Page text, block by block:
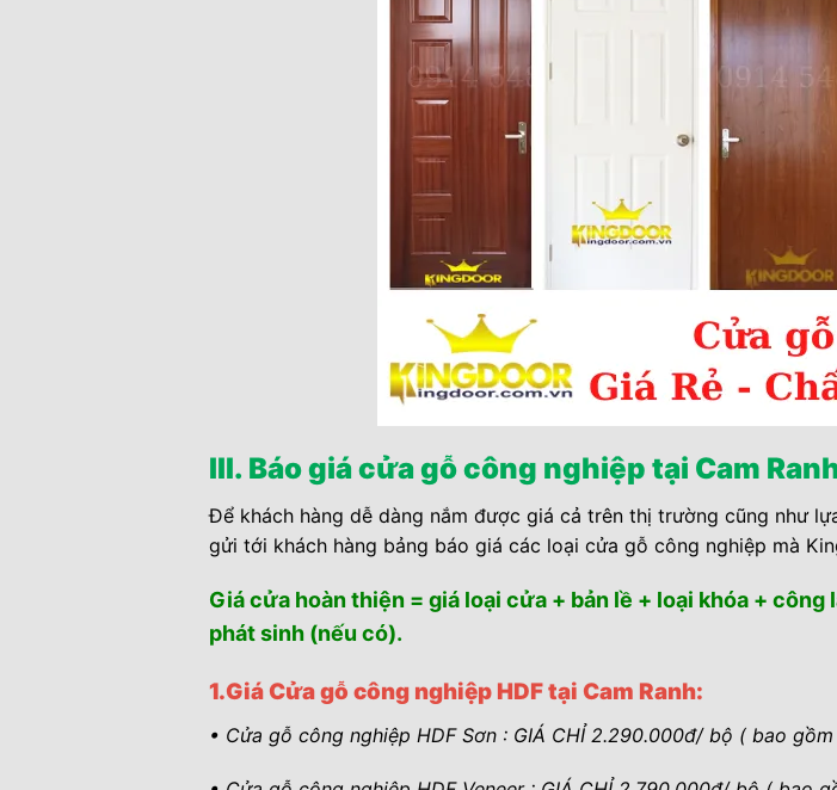
III. Báo giá cửa gỗ công nghiệp tại Cam
Để khách hàng dễ dàng nắm được giá cả trên thị trường cũng như
gửi tới khách hàng bảng báo giá các loại cửa gỗ công nghiệp mà
Giá cửa hoàn thiện = giá loại cửa + bản lề + loại khóa +
phát sinh (nếu có).
1.Giá Cửa gỗ công nghiệp HDF tại Cam Ranh:
• Cửa gỗ công nghiệp HDF Sơn : GIÁ CHỈ 2.290.000đ/ bộ ( bao